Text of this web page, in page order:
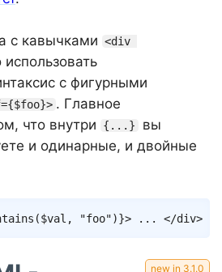
с кавычками <div
с фигурными
. Главное
что внутри
{...}
вы
и одинарные, и двойные
($val , "foo")}> ... </div>
Copy